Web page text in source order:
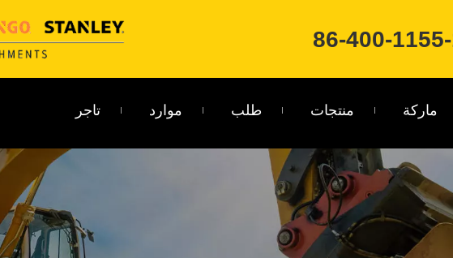
ماركة منتجات طلب موارد تاجر